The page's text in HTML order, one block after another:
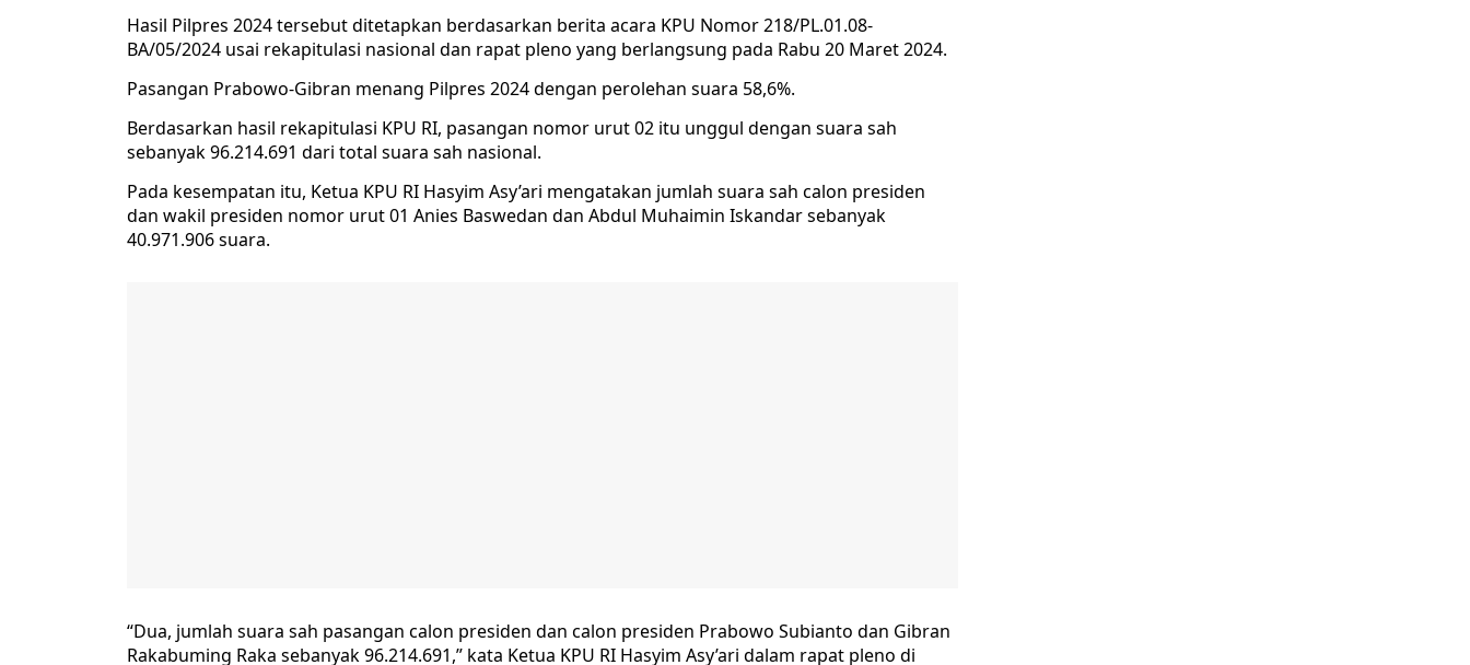
Hasil Pilpres 2024 tersebut ditetapkan berdasarkan berita acara KPU Nomor 218/PL.01.08-
BA/05/2024 usai rekapitulasi nasional dan rapat pleno yang berlangsung pada Rabu 20 Maret 2024.
Pasangan Prabowo-Gibran menang Pilpres 2024 dengan perolehan suara 58,6%.
Berdasarkan hasil rekapitulasi KPU RI, pasangan nomor urut 02 itu unggul dengan suara sah
sebanyak 96.214.691 dari total suara sah nasional.
Pada kesempatan itu, Ketua KPU RI Hasyim Asy’ari mengatakan jumlah suara sah calon presiden
dan wakil presiden nomor urut 01 Anies Baswedan dan Abdul Muhaimin Iskandar sebanyak
40.971.906 suara.
“Dua, jumlah suara sah pasangan calon presiden dan calon presiden Prabowo Subianto dan Gibran
Rakabuming Raka sebanyak 96.214.691,” kata Ketua KPU RI Hasyim Asy’ari dalam rapat pleno di